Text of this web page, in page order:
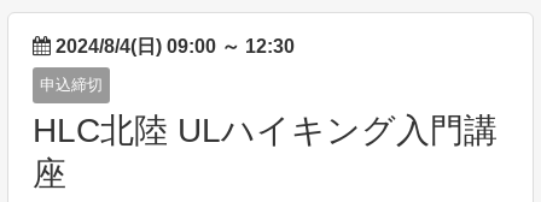
2024/8/4(日) 09:00 ～ 12:30
申込締切
HLC北陸 ULハイキング入門講
座